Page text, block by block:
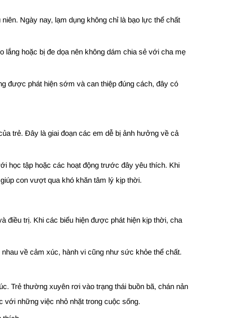
Ngày nay, lạm dụng không chỉ là bạo lực thể chất
hoặc bị đe dọa nên không dám chia sẻ với cha mẹ
được phát hiện sớm và can thiệp đúng cách, đây có
trẻ. Đây là giai đoạn các em dễ bị ảnh hưởng về cả
học tập hoặc các hoạt động trước đây yêu thích. Khi
con vượt qua khó khăn tâm lý kịp thời.
điều trị. Khi các biểu hiện được phát hiện kịp thời, cha
về cảm xúc, hành vi cũng như sức khỏe thể chất.
Trẻ thường xuyên rơi vào trạng thái buồn bã, chán nản
với những việc nhỏ nhặt trong cuộc sống.